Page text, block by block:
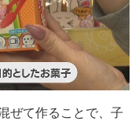
ぜて作ることで、子